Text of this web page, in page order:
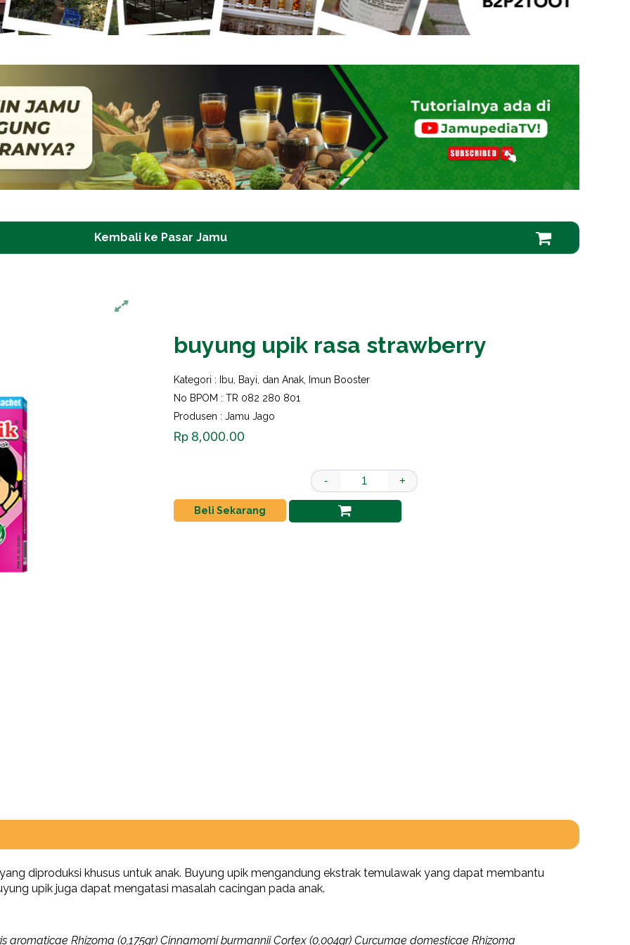
Kembali ke Pasar Jamu
buyung upik rasa strawberry
Kategori : Ibu, Bayi, dan Anak,
Imun Booster
No BPOM : TR 082 280 801
Produsen : Jamu Jago
Rp 8,000.00
buyung upik rasa strawberry quantity
- +
Beli Sekarang
diproduksi khusus untuk anak. Buyung upik mengandung ekstrak temulawak yang dapat membantu
upik juga dapat mengatasi masalah cacingan pada anak.
aromaticae Rhizoma (0,175gr) Cinnamomi burmannii Cortex (0,004gr) Curcumae domesticae Rhizoma